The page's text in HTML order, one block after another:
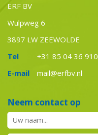
ERF BV
Wulpweg 6
3897 LW ZEEWOLDE
Tel
+31 85 04 36 910
E-mail
mail@erfbv.nl
Neem contact op